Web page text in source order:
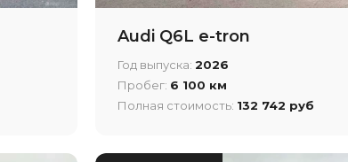
Audi Q6L e-tron
Год выпуска: 2026
Пробег: 6 100 км
Полная стоимость: 132 742 руб